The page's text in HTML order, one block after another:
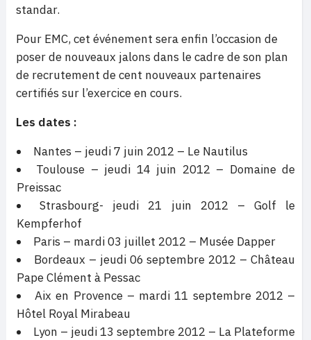
standar.
Pour EMC, cet événement sera enfin l’occasion de
poser de nouveaux jalons dans le cadre de son plan
de recrutement de cent nouveaux partenaires
certifiés sur l’exercice en cours.
Les dates :
Nantes – jeudi 7 juin 2012 – Le Nautilus
Toulouse – jeudi 14 juin 2012 – Domaine de
Preissac
Strasbourg- jeudi 21 juin 2012 – Golf le
Kempferhof
Paris – mardi 03 juillet 2012 – Musée Dapper
Bordeaux – jeudi 06 septembre 2012 – Château
Pape Clément à Pessac
Aix en Provence – mardi 11 septembre 2012 –
Hôtel Royal Mirabeau
Lyon – jeudi 13 septembre 2012 – La Plateforme